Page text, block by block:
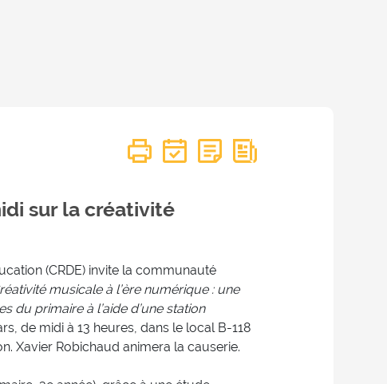
sur la créativité
(CRDE) invite la communauté
musicale à l’ère numérique : une
du primaire à l’aide d’une station
de midi à 13 heures, dans le local B-118
Xavier Robichaud animera la causerie.